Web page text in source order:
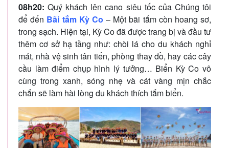
08h20:Quý khách lên cano siêu tốc của Chúng tôi
để đến Bãi tắm Kỳ Co – Một bãi tắm còn hoang sơ,
trong sạch. Hiện tại, Kỳ Co đã được trang bị và đầu tư
thêm cơ sở hạ tầng như: chòi lá cho du khách nghỉ
mát, nhà vệ sinh tân tiến, phòng thay đồ, hay các cây
cầu làm điểm chụp hình lý tưởng… Biển Kỳ Co vô
cùng trong xanh, sóng nhẹ và cát vàng mịn chắc
chắn sẽ làm hài lòng du khách thích tắm biển.